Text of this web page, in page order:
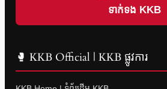
ទាក់ទង KKB
🥊 KKB Official | KKB ផ្លូវការ